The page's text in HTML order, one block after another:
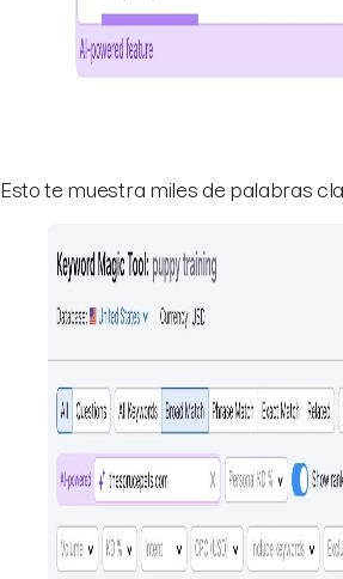
Esto te muestra miles de palabras